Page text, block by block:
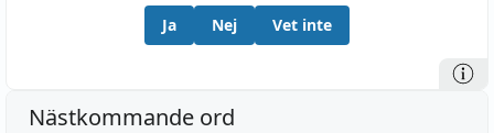
Ja Nej Vet inte
Nästkommande ord